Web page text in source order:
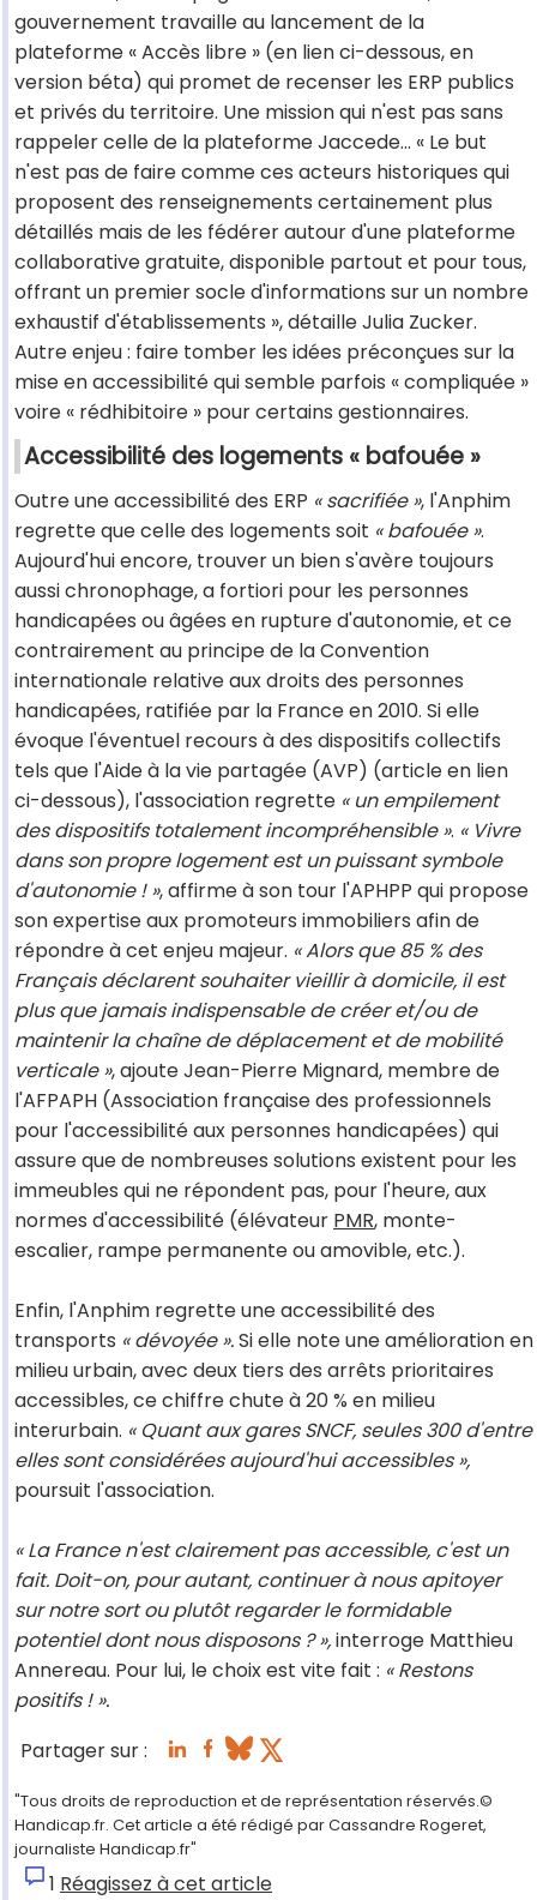
gouvernement travaille au lancement de la
plateforme « Accès libre » (en lien ci-dessous, en
version béta) qui promet de recenser les ERP publics
et privés du territoire. Une mission qui n'est pas sans
rappeler celle de la plateforme Jaccede... « Le but
n'est pas de faire comme ces acteurs historiques qui
proposent des renseignements certainement plus
détaillés mais de les fédérer autour d'une plateforme
collaborative gratuite, disponible partout et pour tous,
offrant un premier socle d'informations sur un nombre
exhaustif d'établissements », détaille Julia Zucker.
Autre enjeu : faire tomber les idées préconçues sur la
mise en accessibilité qui semble parfois « compliquée »
voire « rédhibitoire » pour certains gestionnaires.
Accessibilité des logements « bafouée »
Outre une accessibilité des ERP « sacrifiée », l'Anphim
regrette que celle des logements soit « bafouée ».
Aujourd'hui encore, trouver un bien s'avère toujours
aussi chronophage, a fortiori pour les personnes
handicapées ou âgées en rupture d'autonomie, et ce
contrairement au principe de la Convention
internationale relative aux droits des personnes
handicapées, ratifiée par la France en 2010. Si elle
évoque l'éventuel recours à des dispositifs collectifs
tels que l'Aide à la vie partagée (AVP) (article en lien
ci-dessous), l'association regrette « un empilement
des dispositifs totalement incompréhensible ». « Vivre
dans son propre logement est un puissant symbole
d'autonomie ! », affirme à son tour l'APHPP qui propose
son expertise aux promoteurs immobiliers afin de
répondre à cet enjeu majeur. « Alors que 85 % des
Français déclarent souhaiter vieillir à domicile, il est
plus que jamais indispensable de créer et/ou de
maintenir la chaîne de déplacement et de mobilité
verticale », ajoute Jean-Pierre Mignard, membre de
l'AFPAPH (Association française des professionnels
pour l'accessibilité aux personnes handicapées) qui
assure que de nombreuses solutions existent pour les
immeubles qui ne répondent pas, pour l'heure, aux
normes d'accessibilité (élévateur PMR, monte-
escalier, rampe permanente ou amovible, etc.).
Enfin, l'Anphim regrette une accessibilité des
transports « dévoyée ».Si elle note une amélioration en
milieu urbain, avec deux tiers des arrêts prioritaires
accessibles, ce chiffre chute à 20 % en milieu
interurbain. « Quant aux gares SNCF, seules 300 d'entre
elles sont considérées aujourd'hui accessibles »,
poursuit l'association.
« La France n'est clairement pas accessible, c'est un
fait. Doit-on, pour autant, continuer à nous apitoyer
sur notre sort ou plutôt regarder le formidable
potentiel dont nous disposons ? »,interroge Matthieu
Annereau. Pour lui, le choix est vite fait : « Restons
positifs ! ».
Partager sur :
"Tous droits de reproduction et de représentation réservés.©
Handicap.fr. Cet article a été rédigé par Cassandre Rogeret,
journaliste Handicap.fr"
1 Réagissez à cet article